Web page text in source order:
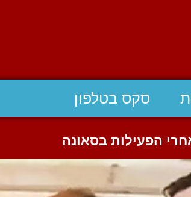
סקס בטלפון
הפעילות בסאונה